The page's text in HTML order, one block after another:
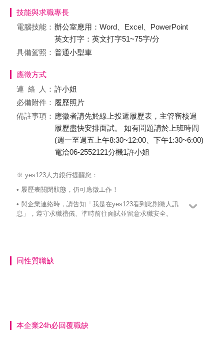
技能與求職專長
電腦技能： 辦公室應用：Word、Excel、PowerPoint
英文打字：英文打字51~75字/分
具備駕照： 普通小型車
應徵方式
連絡
人： 許小姐
必備附件： 履歷照片
備註事項： 應徵者請先於線上投遞履歷表，主管審核過
履歷盡快安排面試。 如有問題請於上班時間
(週一至週五上午8:30~12:00、下午1:30~6:00)
電洽06-2552121分機1許小姐
※ yes123人力銀行提醒您：
• 履歷表關閉狀態，仍可應徵工作！
• 與企業連絡時，請告知「我是在yes123看到此則徵人訊
息」，遵守求職禮儀、準時前往面試並留意求職安全。
同性質職缺
本企業24h必回覆職缺